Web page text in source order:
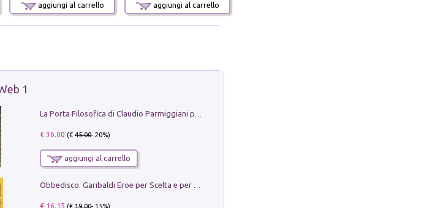
aggiungi al carrello aggiungi al carrello
1
€ 36.00 (€45.00- 20%)
aggiungi al carrello
€ 16.15 (€19.00- 15%)